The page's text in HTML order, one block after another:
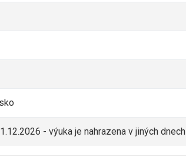
- výuka je nahrazena v jiných dnech